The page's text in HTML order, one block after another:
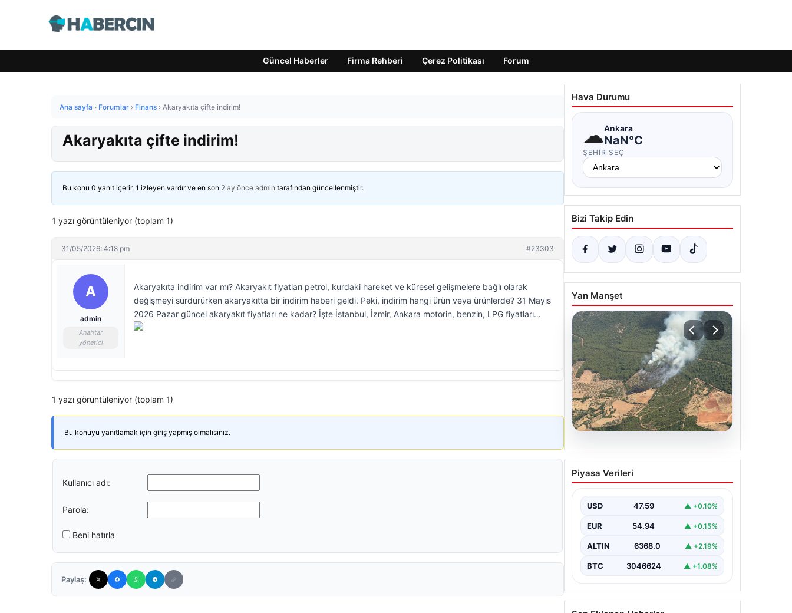
Güncel Haberler Firma Rehberi Çerez Politikası Forum
Ana sayfa › Forumlar › Finans › Akaryakıta çifte indirim!
Akaryakıta çifte indirim!
Bu konu 0 yanıt içerir, 1 izleyen vardır ve en son 2 ay önce admin tarafından güncellenmiştir.
1 yazı görüntüleniyor (toplam 1)
31/05/2026: 4:18 pm #23303
A
admin
Anahtar
yönetici
Akaryakıta indirim var mı? Akaryakıt fiyatları petrol, kurdaki hareket ve küresel gelişmelere bağlı olarak
değişmeyi sürdürürken akaryakıtta bir indirim haberi geldi. Peki, indirim hangi ürün veya ürünlerde? 31 Mayıs
2026 Pazar güncel akaryakıt fiyatları ne kadar? İşte İstanbul, İzmir, Ankara motorin, benzin, LPG fiyatları…
1 yazı görüntüleniyor (toplam 1)
Bu konuyu yanıtlamak için giriş yapmış olmalısınız.
Kullanıcı adı:
Parola:
Beni hatırla
Paylaş:
Hava Durumu
☁Ankara
NaN°C
ŞEHIR SEÇ
Bizi Takip Edin
Yan Manşet
05.08.2026
Muğla Yatağan’da orman
yangını
Piyasa Verileri
USD 47.59 ▲ +0.10%
EUR 54.94 ▲ +0.15%
ALTIN 6368.0 ▲ +2.19%
BTC 3046624 ▲ +1.08%